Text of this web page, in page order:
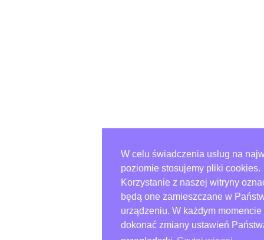
W celu świadczenia usług na
poziomie stosujemy pliki cookies.
Korzystanie z naszej witryny
będą one zamieszczane w
urządzeniu. W każdym momencie
dokonać zmiany ustawień